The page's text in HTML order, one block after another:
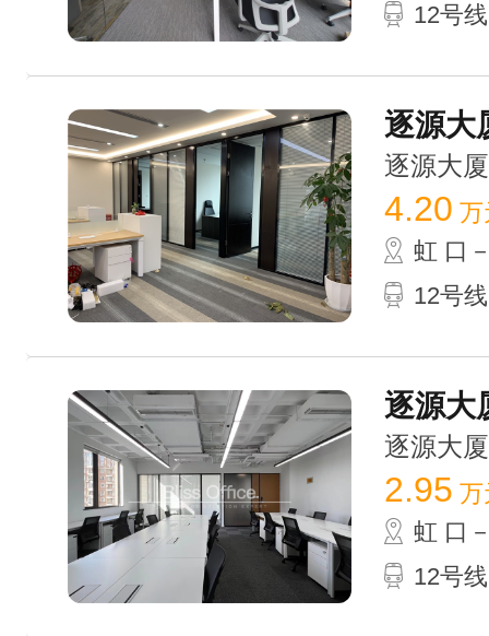
12号
逐源大
逐源大
4.20 万
虹 口
12号
逐源大
逐源大
2.95 万
虹 口
12号